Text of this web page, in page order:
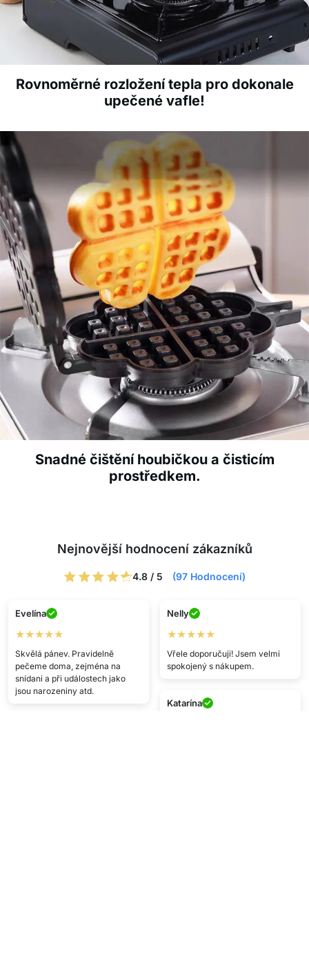
Rovnoměrné rozložení tepla pro dokonale
upečené vafle!
Snadné čištění houbičkou a čisticím
prostředkem.
Nejnovější hodnocení zákazníků
4.8 / 5 (97 Hodnocení)
Evelína
★★★★★
Skvělá pánev. Pravidelně
pečeme doma, zejména na
snídani a při událostech jako
jsou narozeniny atd.
Nelly
★★★★★
Vřele doporučuji! Jsem velmi
spokojený s nákupem.
Katarína